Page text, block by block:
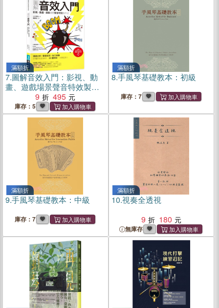
滿額折
7.圖解音效入門：影視、動
畫、遊戲場景聲音特效製作
9 495
庫存：5
滿額折
8.手風琴基礎教本：初級
庫存：7
滿額折
9.手風琴基礎教本：中級
庫存：7
滿額折
10.視奏全透視
9
180
無庫存